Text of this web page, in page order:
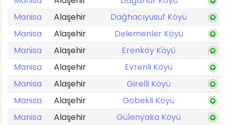
Manisa
Alaşehir
Dağhacıyusuf Köyü
Manisa
Alaşehir
Delemenler Köyü
Manisa
Alaşehir
Erenköy Köyü
Manisa
Alaşehir
Evrenli Köyü
Manisa
Alaşehir
Girelli Köyü
Manisa
Alaşehir
Göbekli Köyü
Manisa
Alaşehir
Gülenyaka Köyü